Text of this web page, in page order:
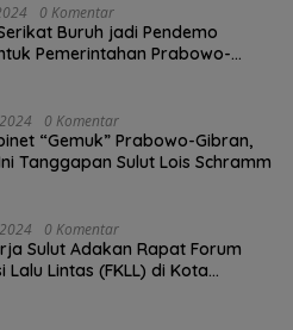
0 Komentar
Buruh jadi Pendemo
Pemerintahan Prabowo-
0 Komentar
“Gemuk” Prabowo-Gibran,
Tanggapan Sulut Lois Schramm
0 Komentar
Sulut Adakan Rapat Forum
Lalu Lintas (FKLL) di Kota